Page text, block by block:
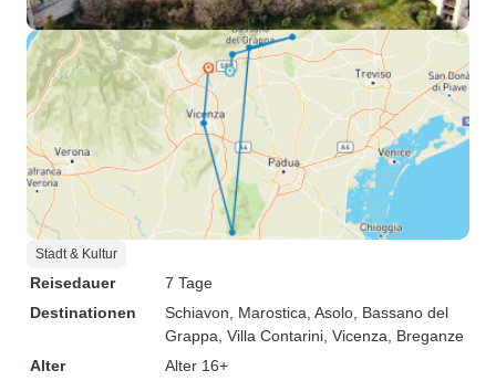
Stadt & Kultur
Reisedauer
7 Tage
Destinationen
Schiavon , Marostica , Asolo , Bassano del
Grappa , Villa Contarini , Vicenza , Breganze
Alter
Alter 16+